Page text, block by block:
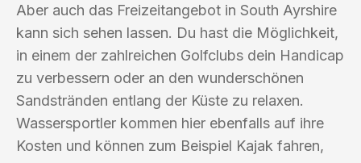
Aber auch das Freizeitangebot in South Ayrshire
kann sich sehen lassen. Du hast die Möglichkeit,
in einem der zahlreichen Golfclubs dein Handicap
zu verbessern oder an den wunderschönen
Sandstränden entlang der Küste zu relaxen.
Wassersportler kommen hier ebenfalls auf ihre
Kosten und können zum Beispiel Kajak fahren,